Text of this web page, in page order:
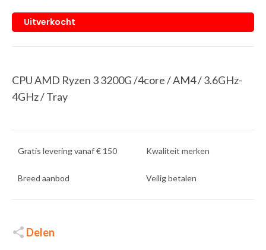
Uitverkocht
CPU AMD Ryzen 3 3200G /4core / AM4 / 3.6GHz-
4GHz / Tray
Gratis levering vanaf € 150 Kwaliteit merken
Breed aanbod Veilig betalen
Delen